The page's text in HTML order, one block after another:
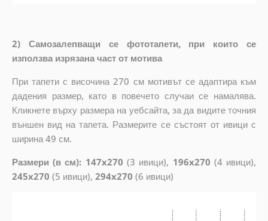
2) Самозалепващи се фототапети, при които се
използва изрязана част от мотива
При тапети с височина 270 см мотивът се адаптира към
дадения размер, като в повечето случаи се намалява.
Кликнете върху размера на уебсайта, за да видите точния
външен вид на тапета. Размерите се състоят от ивици с
ширина 49 см.
Размери (в см): 147x270 (3 ивици), 196x270 (4 ивици),
245x270 (5 ивици), 294x270 (6 ивици)